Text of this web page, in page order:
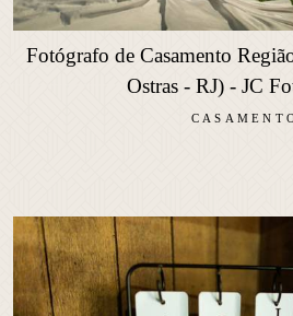
Fotógrafo de Casamento
Ostras - RJ) - JC